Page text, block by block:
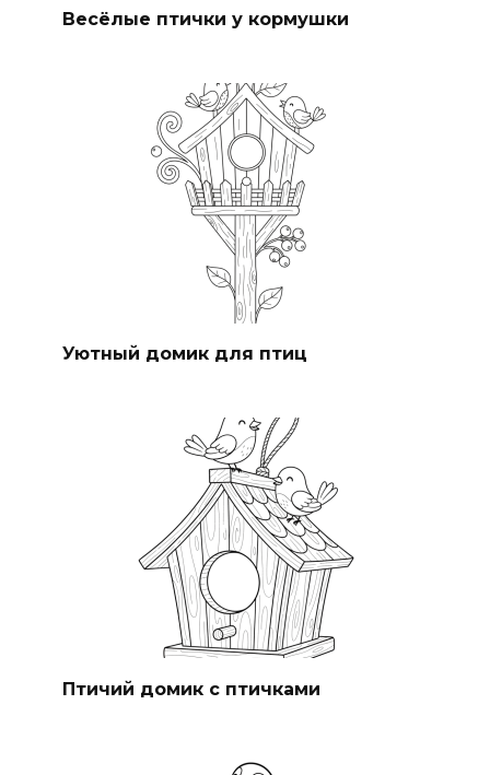
Весёлые птички у кормушки
Уютный домик для птиц
Птичий домик с птичками